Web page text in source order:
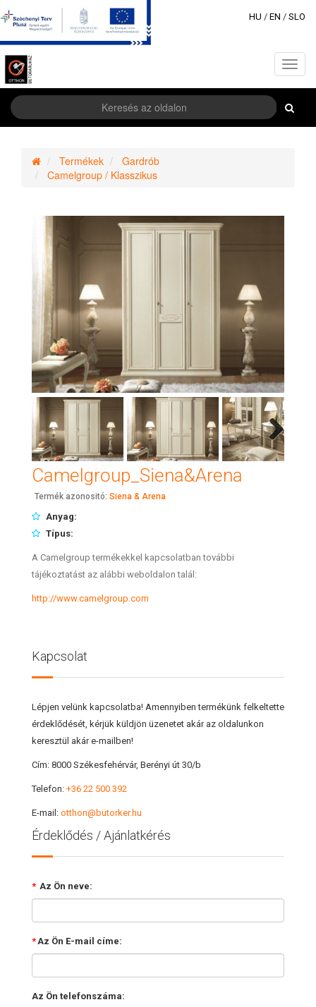
HU / EN / SLO
Termékek
Gardrób
Camelgroup / Klasszikus
Next
Camelgroup_Siena&Arena
Termék azonositó: Siena & Arena
Anyag:
Típus:
A Camelgroup termékekkel kapcsolatban további
tájékoztatást az alábbi weboldalon talál:
http://www.camelgroup.com
Kapcsolat
Lépjen velünk kapcsolatba! Amennyiben termékünk felkeltette
érdeklődését, kérjük küldjön üzenetet akár az oldalunkon
keresztül akár e-mailben!
Cím: 8000 Székesfehérvár, Berényi út 30/b
Telefon: +36 22 500 392
E-mail: otthon@butorker.hu
Érdeklődés / Ajánlatkérés
* Az Ön neve:
* Az Ön E-mail címe:
Az Ön telefonszáma: